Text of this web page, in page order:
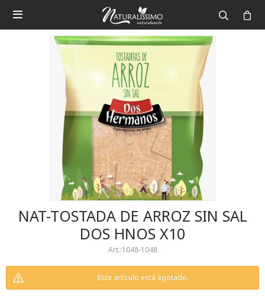

NAT-TOSTADA DE ARROZ SIN SAL
DOS HNOS X10
1048-1048
Este artículo está agotado.